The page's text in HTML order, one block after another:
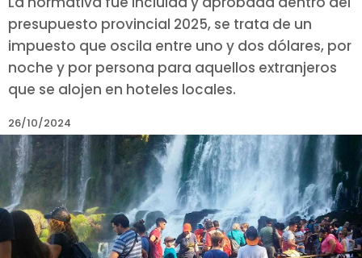
presupuesto provincial 2025, se trata de un
impuesto que oscila entre uno y dos dólares, por
noche y por persona para aquellos extranjeros
que se alojen en hoteles locales.
26/10/2024